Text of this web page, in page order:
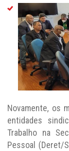
Novamente, os
entidades
Trabalho na
Pessoal (Deret/